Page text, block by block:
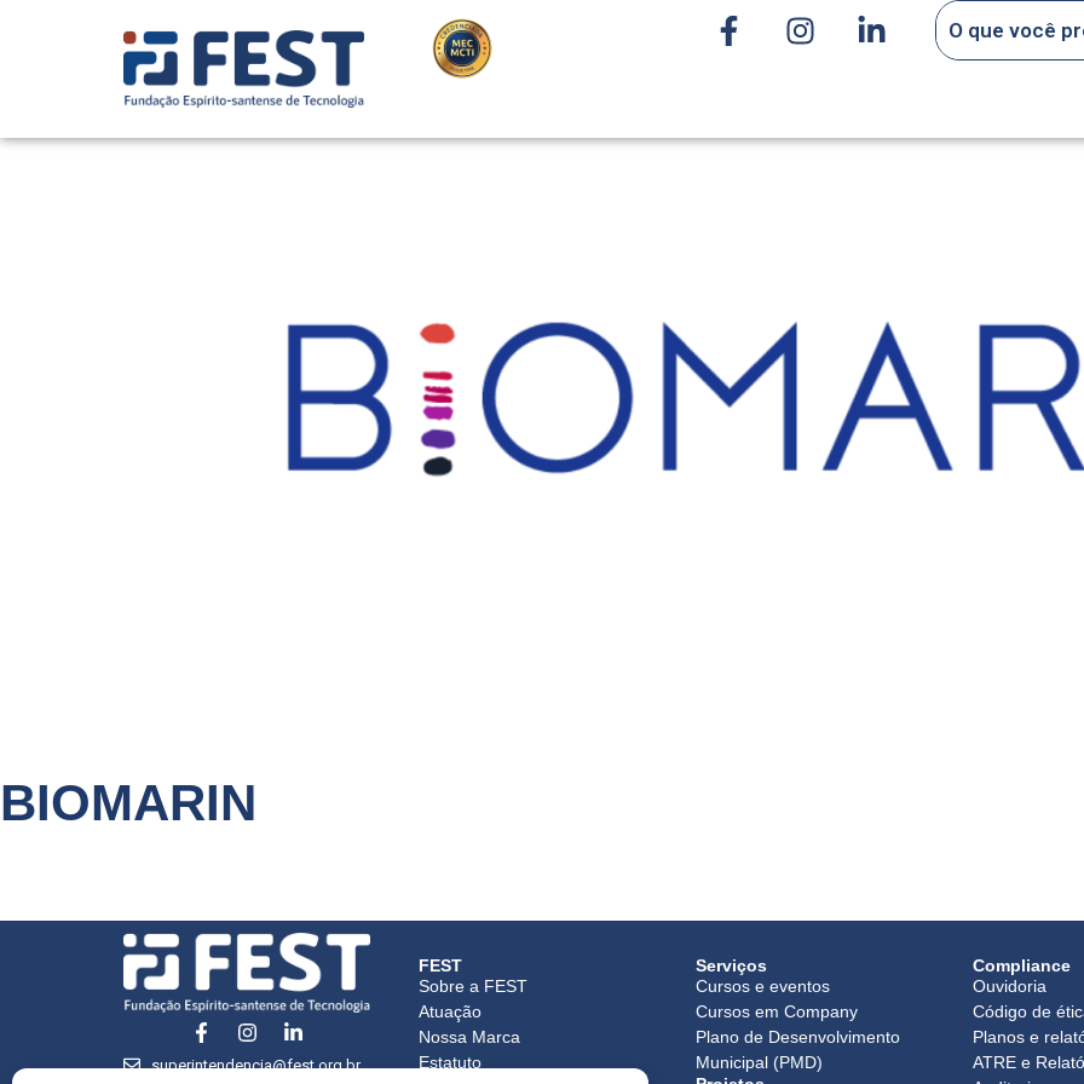
BIOMARIN
superintendencia@fest.org.br
FEST
Sobre a FEST
Atuação
Nossa Marca
Estatuto
Serviços
Cursos e eventos
Cursos em Company
Plano de Desenvolvimento
Municipal (PMD)
Compliance
Ouvidoria
Código de
Planos e
ATRE e